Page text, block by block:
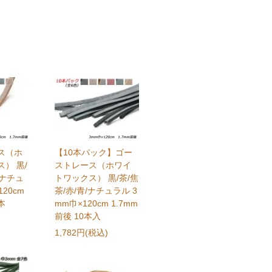
（ホ
） 黒/
チュ
【10本パック】ゴー
ストレース（ホワイ
トワックス） 黒/茶/焦
茶/赤/青/ナチュラル 3
mm巾×120cm 1.7mm
前後 10本入
1,782円(税込)